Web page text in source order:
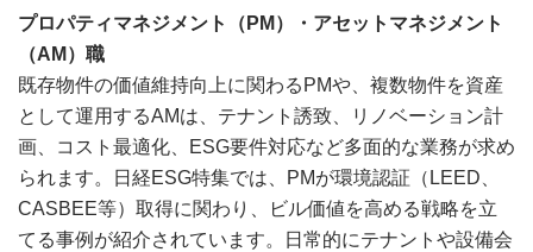
プロパティマネジメント（PM）・アセットマネジメント
（AM）職
既存物件の価値維持向上に関わるPMや、複数物件を資産
として運用するAMは、テナント誘致、リノベーション計
画、コスト最適化、ESG要件対応など多面的な業務が求め
られます。日経ESG特集では、PMが環境認証（LEED、
CASBEE等）取得に関わり、ビル価値を高める戦略を立
てる事例が紹介されています。日常的にテナントや設備会